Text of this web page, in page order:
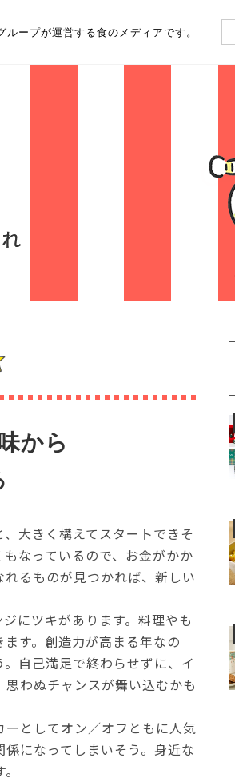
ープが運営する食のメディアです。
から
大きく構えてスタートできそ
なっているので、お金がかか
るものが見つかれば、新しい
にツキがあります。料理やも
す。創造力が高まる年なの
自己満足で終わらせずに、イ
わぬチャンスが舞い込むかも
としてオン／オフともに人気
になってしまいそう。身近な